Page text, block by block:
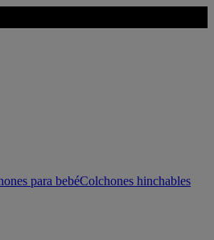
para bebéColchones hinchables